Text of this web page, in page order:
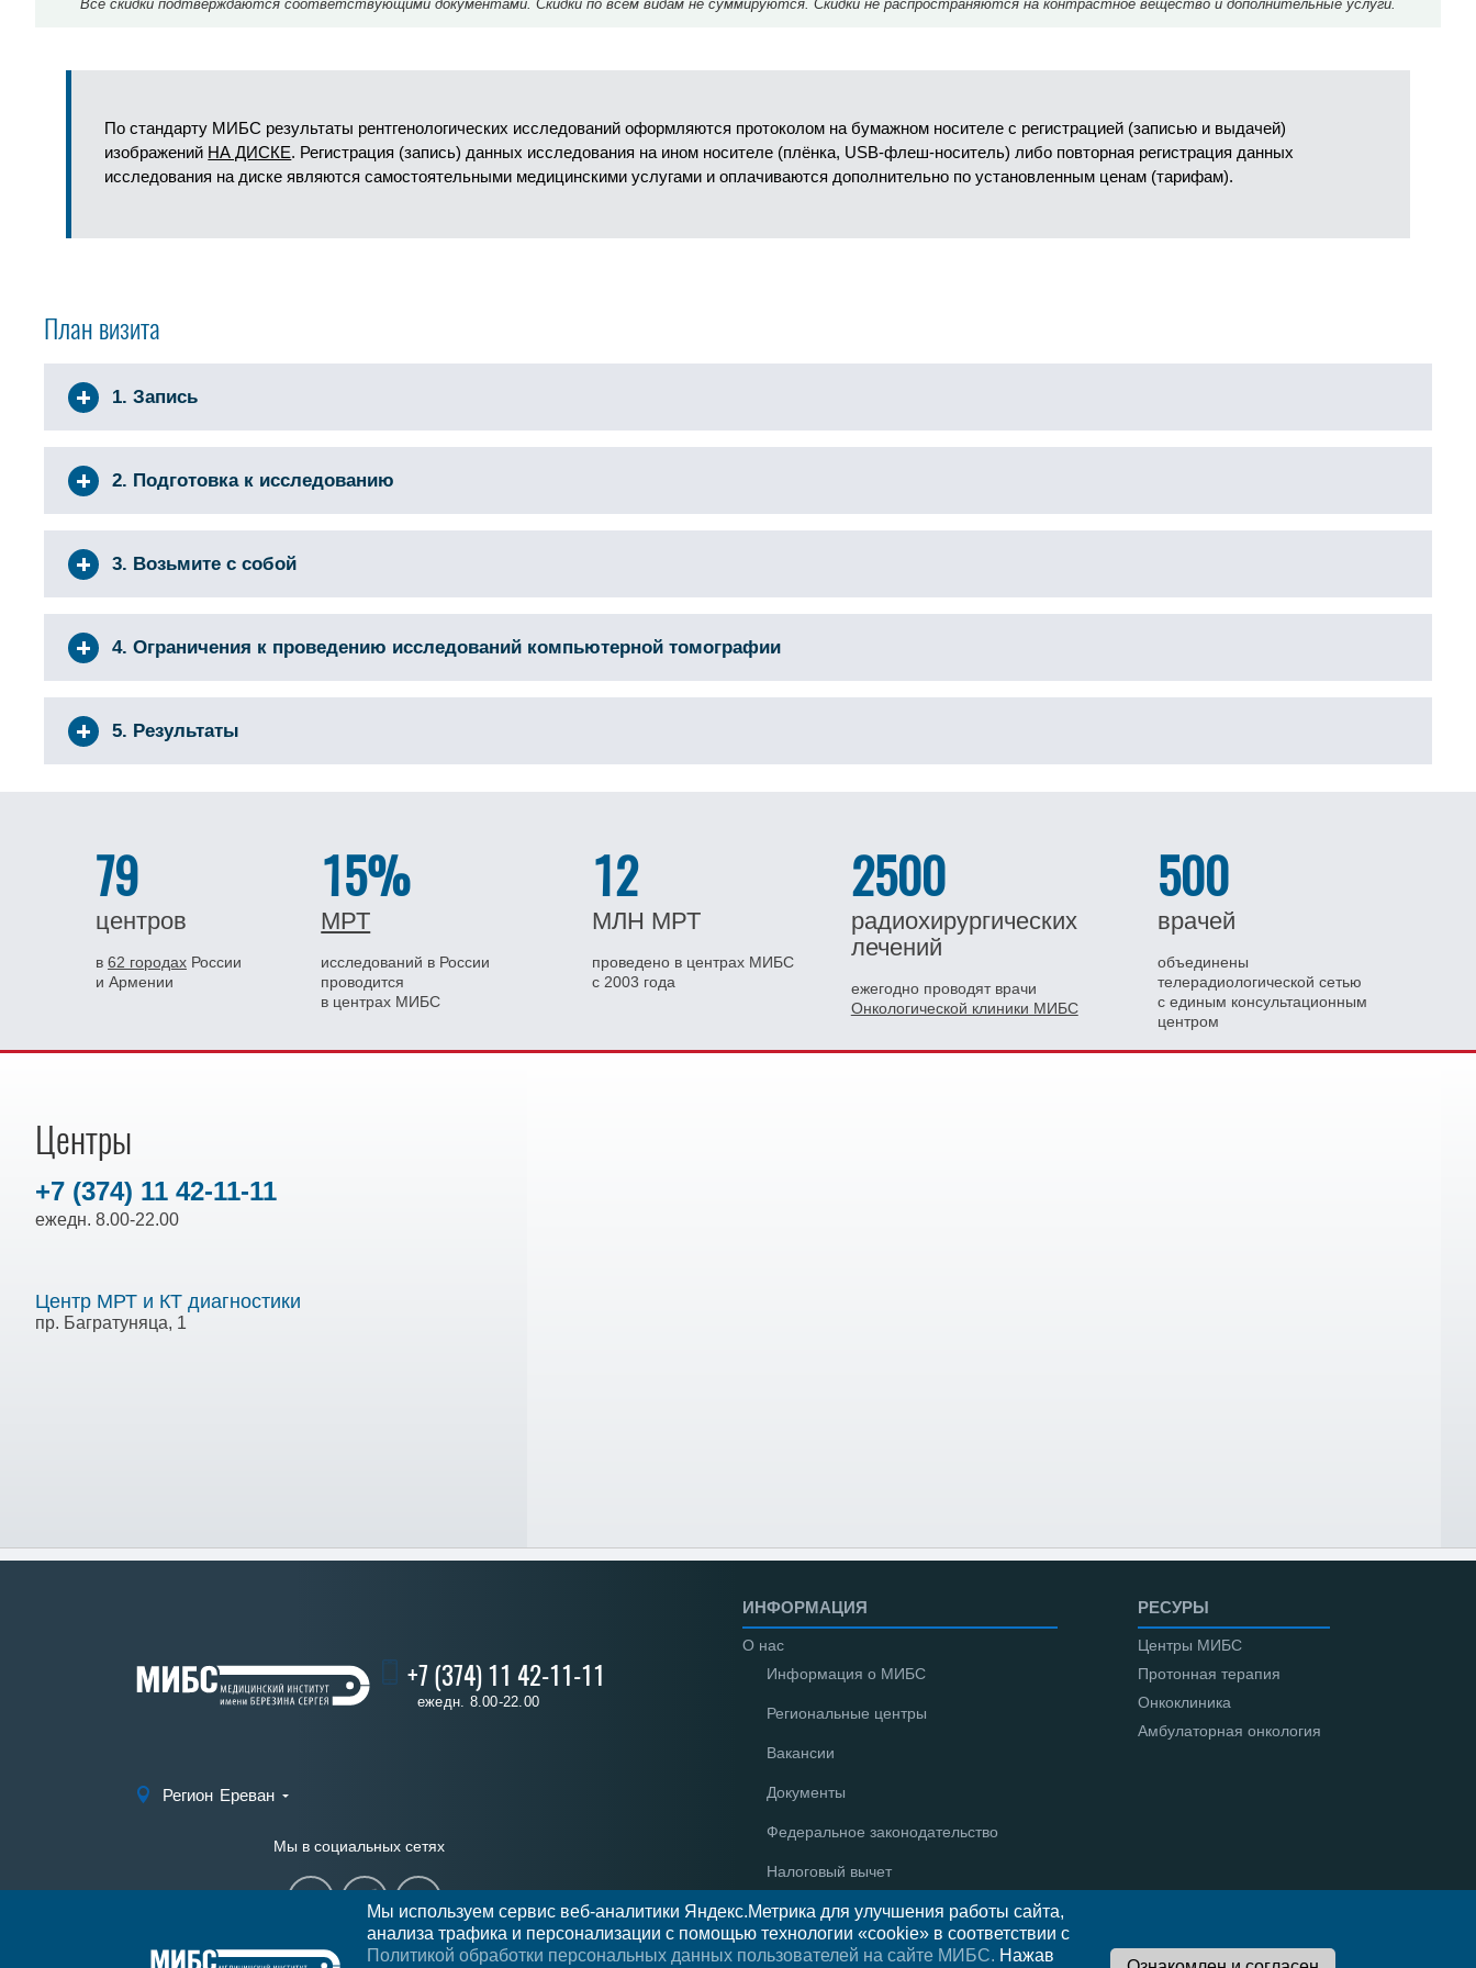
Все скидки подтверждаются соответствующими документами. Скидки по всем видам не суммируются. Скидки не распространяются на контрастное вещество и дополнительные услуги.
По стандарту МИБС результаты рентгенологических исследований оформляются протоколом на бумажном носителе с регистрацией (записью и выдачей)
изображений НА ДИСКЕ. Регистрация (запись) данных исследования на ином носителе (плёнка, USB-флеш-носитель) либо повторная регистрация данных
исследования на диске являются самостоятельными медицинскими услугами и оплачиваются дополнительно по установленным ценам (тарифам).
План визита
1. Запись
2. Подготовка к исследованию
3. Возьмите с собой
4. Ограничения к проведению исследований компьютерной томографии
5. Результаты
79
центров
в 62 городах России
и Армении
15%
МРТ
исследований в России
проводится
в центрах МИБС
12
МЛН МРТ
проведено в центрах МИБС
с 2003 года
2500
радиохирургических
лечений
ежегодно проводят врачи
Онкологической клиники МИБС
500
врачей
объединены
телерадиологической сетью
с единым консультационным
центром
Центры
+7 (374) 11 42-11-11
ежедн. 8.00-22.00
Центр МРТ и КТ диагностики
пр. Багратуняца, 1
+7 (374) 11 42-11-11
ежедн. 8.00-22.00
Регион Ереван
Мы в социальных сетях
ИНФОРМАЦИЯ
О нас
Информация о МИБС
Региональные центры
Вакансии
Документы
Федеральное законодательство
Налоговый вычет
Новости
Отзывы
РЕСУРЫ
Центры МИБС
Протонная терапия
Онкоклиника
Амбулаторная онкология
Мы используем сервис веб-аналитики Яндекс.Метрика для улучшения работы сайта,
анализа трафика и персонализации с помощью технологии «cookie» в соответствии с
Политикой обработки персональных данных пользователей на сайте МИБС. Нажав